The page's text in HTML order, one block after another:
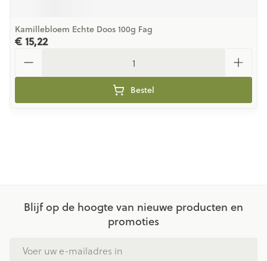
Kamillebloem Echte Doos 100g Fag
€ 15,22
Bestel
Blijf op de hoogte van nieuwe producten en
promoties